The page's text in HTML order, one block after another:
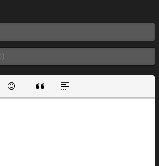
Вставить смайлик
Вставка цитаты
Вставка спойлера